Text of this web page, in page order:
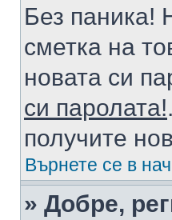
Без паника!
сметка на
новата си
си паролата!
получите
Върнете се в
» Добре,